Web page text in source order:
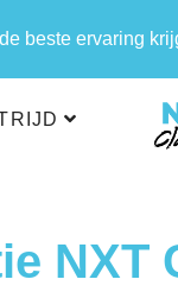
beste ervaring
NXT